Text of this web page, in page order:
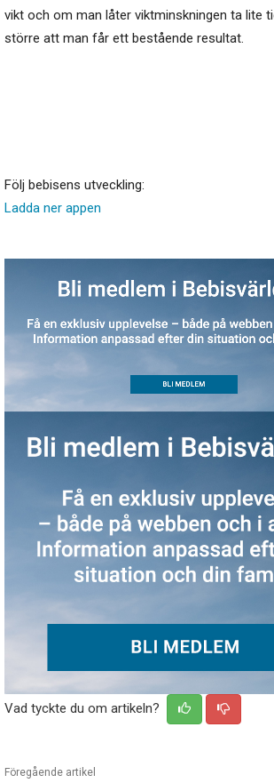
vikt och om man låter viktminskningen ta lite
större att man får ett bestående resultat.
Följ bebisens utveckling:
Ladda ner appen
Vad tyckte du om artikeln?
Föregående artikel